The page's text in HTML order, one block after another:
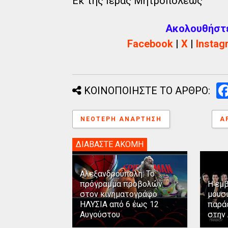
Facebook| X|
ΚΟΙΝΟΠΟΙΗΣΤΕ ΤΟ ΑΡΘΡΟ:
ΝΕΌΤΕΡΗ ΑΝΆΡΤΗΣΗ
ΔΙΑΒΑΣΤΕ ΑΚΟΜΗ
Αλεξανδρούπολη: Το
πρόγραμμα προβολών
στον κινηματογράφο
ΗΛΥΣΙΑ από 6 έως 12
Αυγούστου
Η
στην